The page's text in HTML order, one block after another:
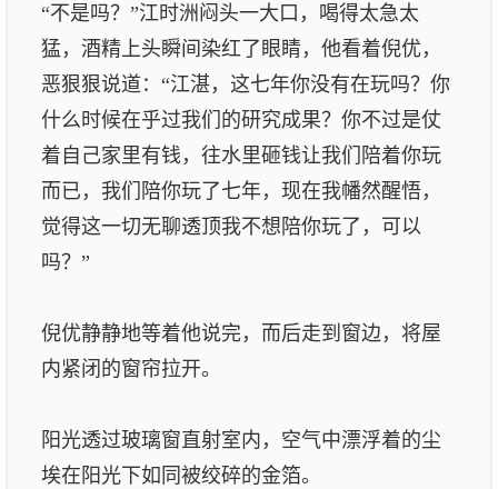
“不是吗？”江时洲闷头一大口，喝得太急太
猛，酒精上头瞬间染红了眼睛，他看着倪优，
恶狠狠说道：“江湛，这七年你没有在玩吗？你
什么时候在乎过我们的研究成果？你不过是仗
着自己家里有钱，往水里砸钱让我们陪着你玩
而已，我们陪你玩了七年，现在我幡然醒悟，
觉得这一切无聊透顶我不想陪你玩了，可以
吗？”
倪优静静地等着他说完，而后走到窗边，将屋
内紧闭的窗帘拉开。
阳光透过玻璃窗直射室内，空气中漂浮着的尘
埃在阳光下如同被绞碎的金箔。